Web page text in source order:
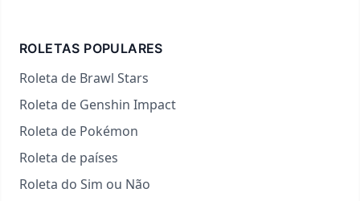
ROLETAS POPULARES
Roleta de Brawl Stars
Roleta de Genshin Impact
Roleta de Pokémon
Roleta de países
Roleta do Sim ou Não